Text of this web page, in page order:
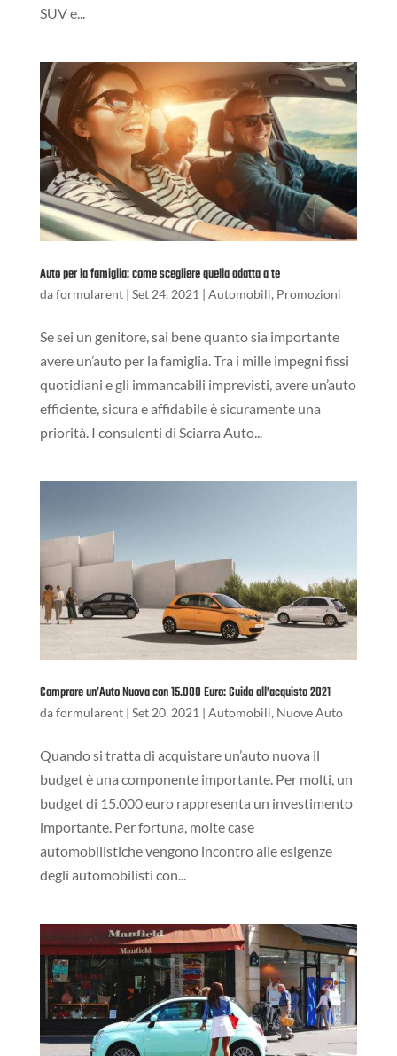
SUV e...
Auto per la famiglia: come scegliere quella adatta a te
daformularent| Set 24, 2021 | Automobili, Promozioni
Se sei un genitore, sai bene quanto sia importante
avere un’auto per la famiglia. Tra i mille impegni fissi
quotidiani e gli immancabili imprevisti, avere un’auto
efficiente, sicura e affidabile è sicuramente una
priorità. I consulenti di Sciarra Auto...
Comprare un’Auto Nuova con 15.000 Euro: Guida all’acquisto 2021
daformularent| Set 20, 2021 | Automobili, Nuove Auto
Quando si tratta di acquistare un’auto nuova il
budget è una componente importante. Per molti, un
budget di 15.000 euro rappresenta un investimento
importante. Per fortuna, molte case
automobilistiche vengono incontro alle esigenze
degli automobilisti con...